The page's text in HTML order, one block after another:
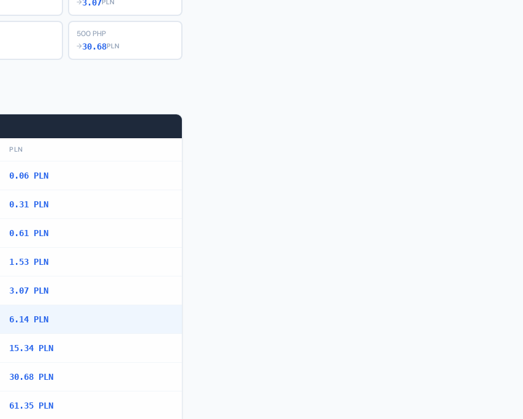
→3.07PLN
500 PHP
→30.68PLN
PLN
0.06 PLN
0.31 PLN
0.61 PLN
1.53 PLN
3.07 PLN
6.14 PLN
15.34 PLN
30.68 PLN
61.35 PLN